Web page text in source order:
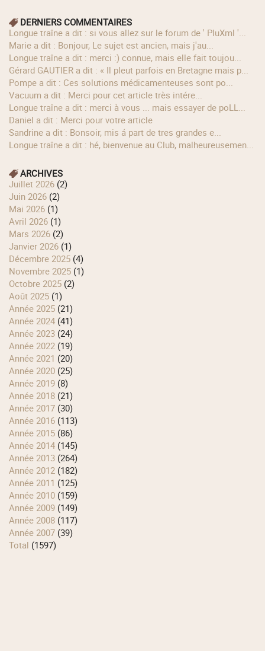
DERNIERS COMMENTAIRES
longue traîne a dit : si vous allez sur le forum de ' PluXml '...
Marie a dit : Bonjour, Le sujet est ancien, mais j'au...
longue traîne a dit : merci :) connue, mais elle fait toujou...
Gérard GAUTIER a dit : « Il pleut parfois en Bretagne mais p...
Pompe a dit : Ces solutions médicamenteuses sont po...
Vacuum a dit : Merci pour cet article très intére...
longue traîne a dit : merci à vous ... mais essayer de poLL...
Daniel a dit : Merci pour votre article
Sandrine a dit : Bonsoir, mis á part de tres grandes e...
longue traîne a dit : hé, bienvenue au Club, malheureusemen...
ARCHIVES
juillet 2026 (2)
juin 2026 (2)
mai 2026 (1)
avril 2026 (1)
mars 2026 (2)
janvier 2026 (1)
décembre 2025 (4)
novembre 2025 (1)
octobre 2025 (2)
août 2025 (1)
année 2025 (21)
année 2024 (41)
année 2023 (24)
année 2022 (19)
année 2021 (20)
année 2020 (25)
année 2019 (8)
année 2018 (21)
année 2017 (30)
année 2016 (113)
année 2015 (86)
année 2014 (145)
année 2013 (264)
année 2012 (182)
année 2011 (125)
année 2010 (159)
année 2009 (149)
année 2008 (117)
année 2007 (39)
total (1597)